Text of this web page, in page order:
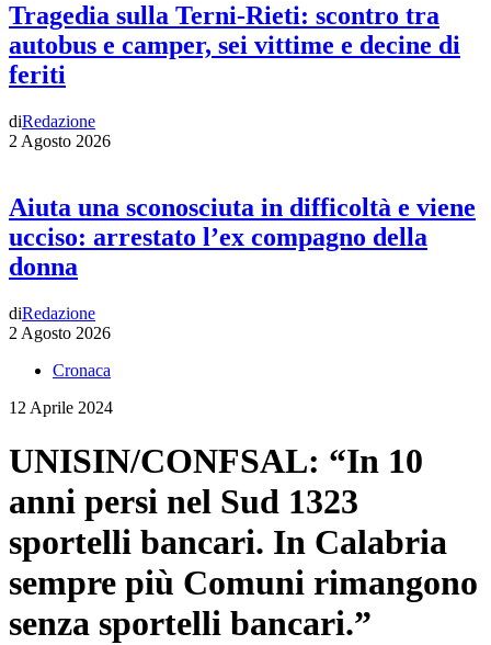
Tragedia sulla Terni-Rieti: scontro tra
autobus e camper, sei vittime e decine di
feriti
diRedazione
2 Agosto 2026
Aiuta una sconosciuta in difficoltà e viene
ucciso: arrestato l’ex compagno della
donna
diRedazione
2 Agosto 2026
Cronaca
12 Aprile 2024
UNISIN/CONFSAL: “In 10
anni persi nel Sud 1323
sportelli bancari. In Calabria
sempre più Comuni rimangono
senza sportelli bancari.”